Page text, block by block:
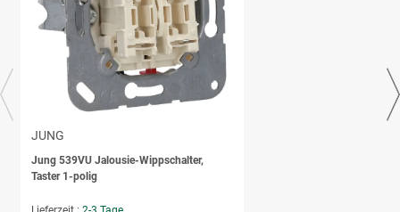
JUNG
Jung 539VU Jalousie-Wippschalter,
Taster 1-polig